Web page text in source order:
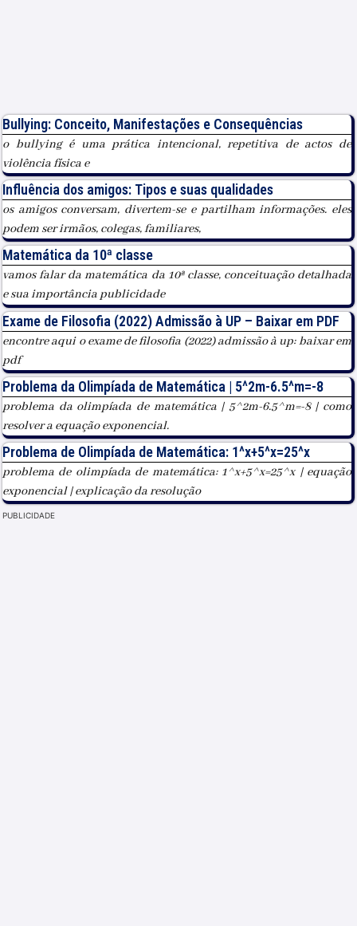
Bullying: Conceito, Manifestações e Consequências
o bullying é uma prática intencional, repetitiva de actos de
violência física e
Influência dos amigos: Tipos e suas qualidades
os amigos conversam, divertem-se e partilham informações. eles
podem ser irmãos, colegas, familiares,
Matemática da 10ª classe
vamos falar da matemática da 10ª classe, conceituação detalhada
e sua importância publicidade
Exame de Filosofia (2022) Admissão à UP – Baixar em PDF
encontre aqui o exame de filosofia (2022) admissão à up: baixar em
pdf
Problema da Olimpíada de Matemática | 5^2m-6.5^m=-8
problema da olimpíada de matemática | 5^2m-6.5^m=-8 | como
resolver a equação exponencial.
Problema de Olimpíada de Matemática: 1^x+5^x=25^x
problema de olimpíada de matemática: 1^x+5^x=25^x | equação
exponencial | explicação da resolução
PUBLICIDADE